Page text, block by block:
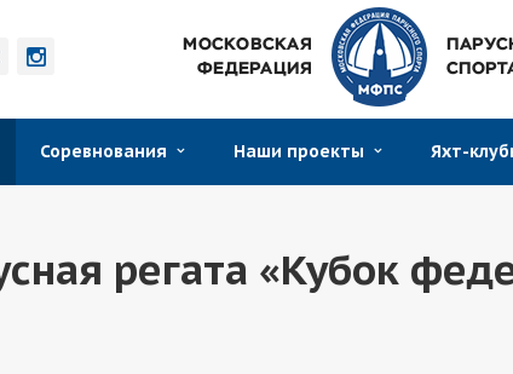
Соревнования Наши проекты Яхт-
регата «Кубок